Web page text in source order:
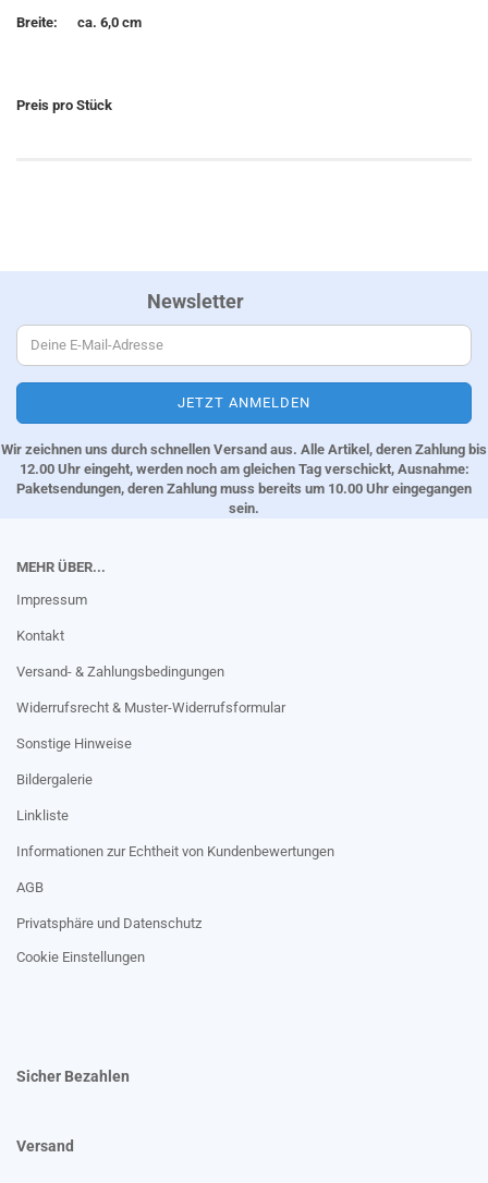
Breite:
ca. 6,0 cm
Preis pro Stück
Newsletter
Wir zeichnen uns durch schnellen Versand aus. Alle Artikel, deren Zahlung bis
12.00 Uhr eingeht, werden noch am gleichen Tag verschickt, Ausnahme:
Paketsendungen, deren Zahlung muss bereits um 10.00 Uhr eingegangen
sein.
MEHR ÜBER...
Impressum
Kontakt
Versand- & Zahlungsbedingungen
Widerrufsrecht & Muster-Widerrufsformular
Sonstige Hinweise
Bildergalerie
Linkliste
Informationen zur Echtheit von Kundenbewertungen
AGB
Privatsphäre und Datenschutz
Cookie Einstellungen
Sicher Bezahlen
Versand